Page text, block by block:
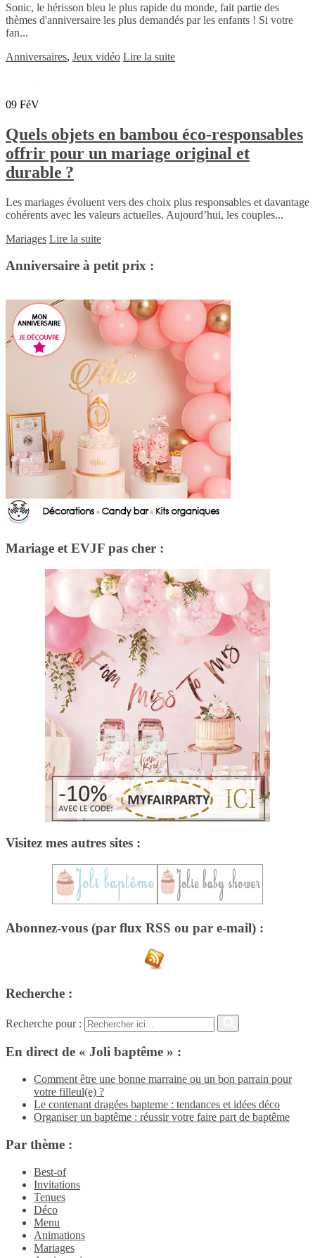
Sonic, le hérisson bleu le plus rapide du monde, fait partie des
thèmes d'anniversaire les plus demandés par les enfants ! Si votre
fan...
Anniversaires, Jeux vidéo Lire la suite
09 FéV
Quels objets en bambou éco-responsables
offrir pour un mariage original et
durable ?
Les mariages évoluent vers des choix plus responsables et davantage
cohérents avec les valeurs actuelles. Aujourd’hui, les couples...
Mariages Lire la suite
Anniversaire à petit prix :
Mariage et EVJF pas cher :
Visitez mes autres sites :
Abonnez-vous (par flux RSS ou par e-mail) :
Recherche :
Recherche pour :
En direct de « Joli baptême » :
Comment être une bonne marraine ou un bon parrain pour
votre filleul(e) ?
Le contenant dragées bapteme : tendances et idées déco
Organiser un baptême : réussir votre faire part de baptême
Par thème :
Best-of
Invitations
Tenues
Déco
Menu
Animations
Mariages